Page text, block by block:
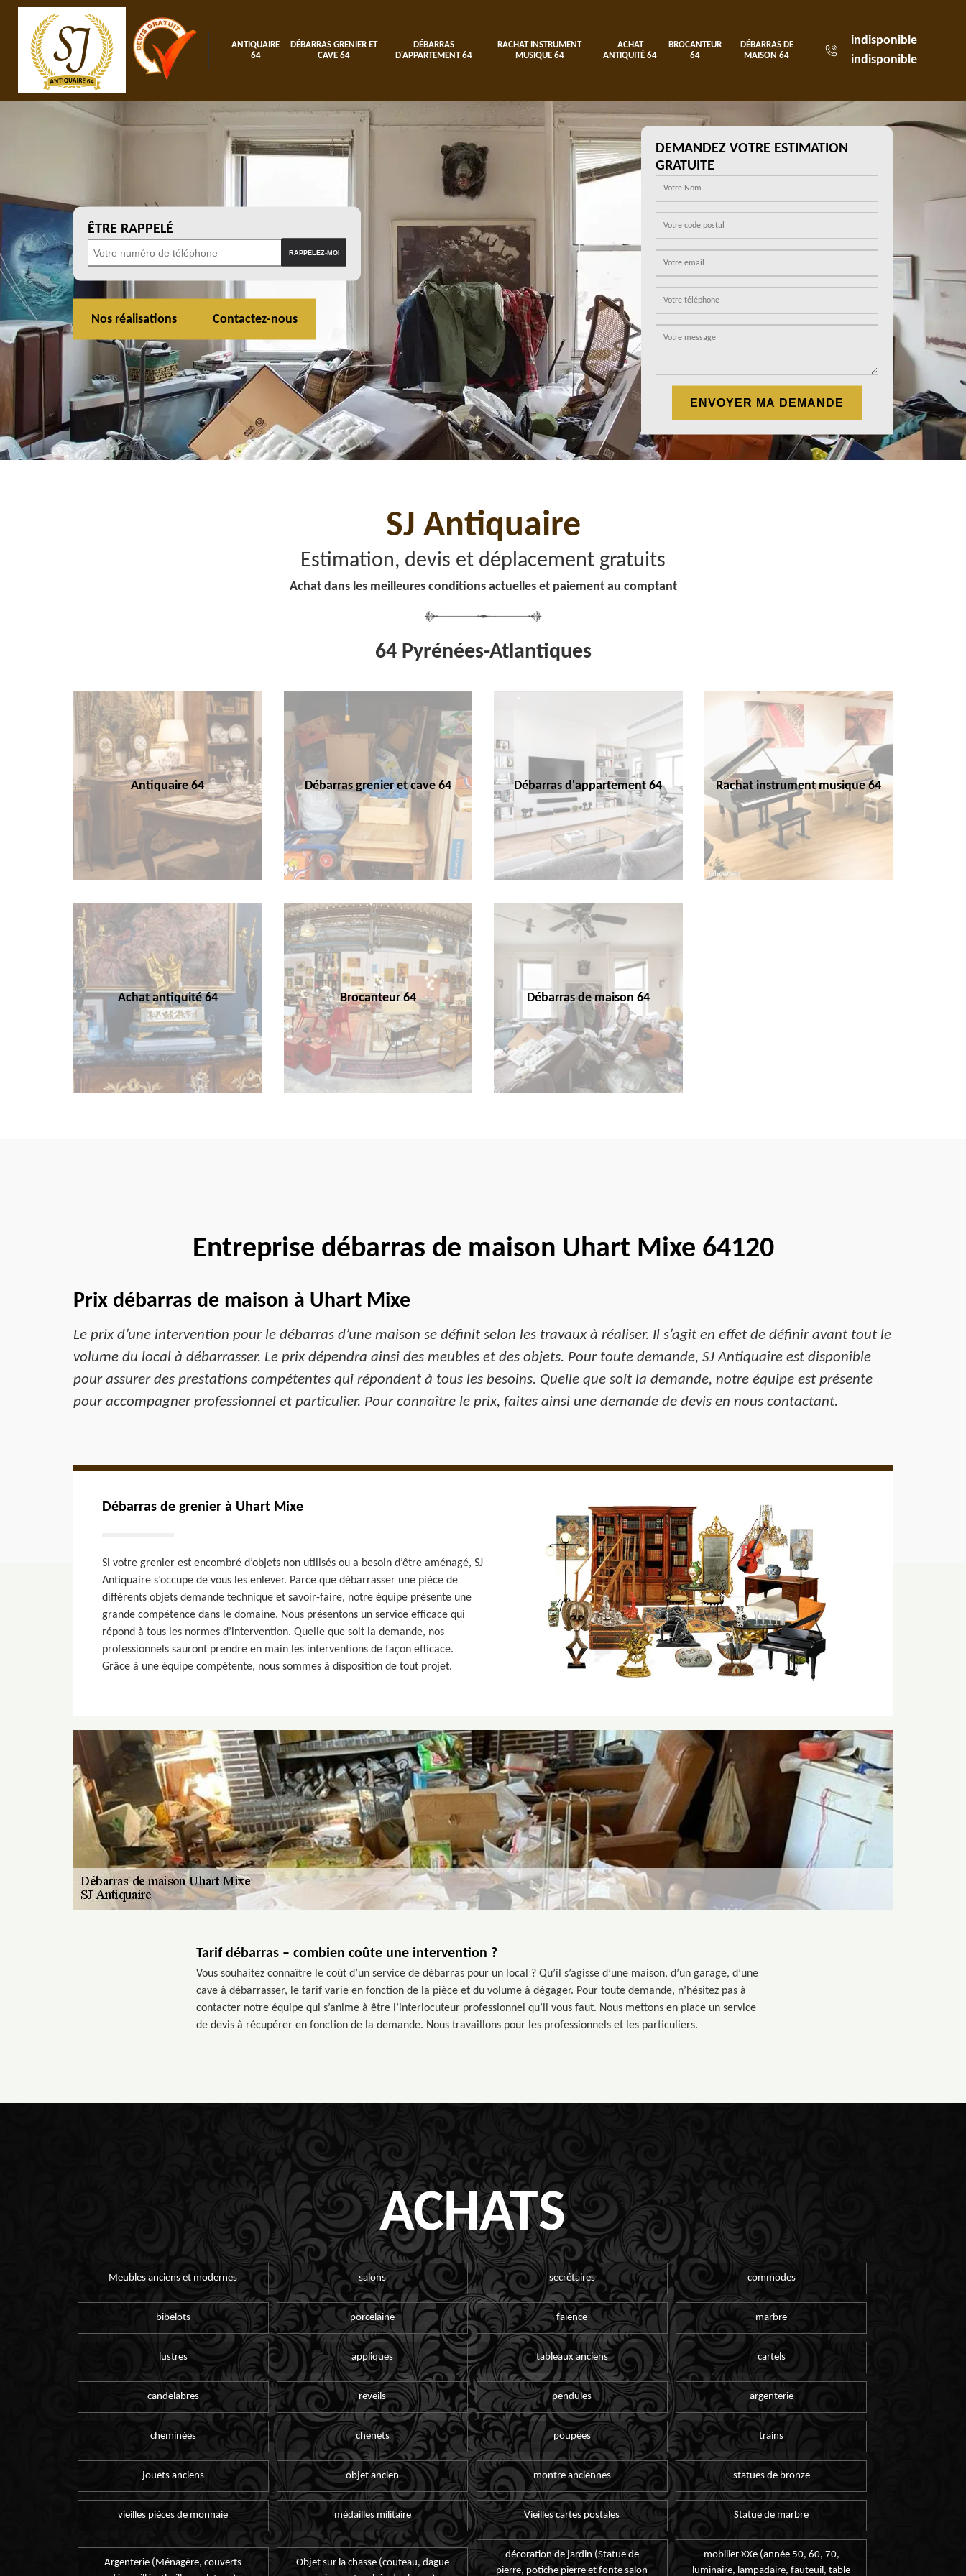
ANTIQUAIRE
64
DÉBARRAS GRENIER ET
CAVE 64
DÉBARRAS
D'APPARTEMENT 64
RACHAT INSTRUMENT
MUSIQUE 64
ACHAT
ANTIQUITÉ 64
BROCANTEUR
64
DÉBARRAS DE
MAISON 64
indisponible
indisponible
ÊTRE RAPPELÉ
Nos réalisations Contactez-nous
DEMANDEZ VOTRE ESTIMATION
GRATUITE
SJ Antiquaire
Estimation, devis et déplacement gratuits
Achat dans les meilleures conditions actuelles et paiement au comptant
64 Pyrénées-Atlantiques
Antiquaire 64 Débarras grenier et cave 64 Débarras d'appartement 64 Rachat instrument musique 64
Achat antiquité 64 Brocanteur 64 Débarras de maison 64
Entreprise débarras de maison Uhart Mixe 64120
Prix débarras de maison à Uhart Mixe
Le prix d’une intervention pour le débarras d’une maison se définit selon les travaux à réaliser. Il s’agit en effet de définir avant tout le
volume du local à débarrasser. Le prix dépendra ainsi des meubles et des objets. Pour toute demande, SJ Antiquaire est disponible
pour assurer des prestations compétentes qui répondent à tous les besoins. Quelle que soit la demande, notre équipe est présente
pour accompagner professionnel et particulier. Pour connaître le prix, faites ainsi une demande de devis en nous contactant.
Débarras de grenier à Uhart Mixe
Si votre grenier est encombré d’objets non utilisés ou a besoin d’être aménagé, SJ
Antiquaire s’occupe de vous les enlever. Parce que débarrasser une pièce de
différents objets demande technique et savoir-faire, notre équipe présente une
grande compétence dans le domaine. Nous présentons un service efficace qui
répond à tous les normes d’intervention. Quelle que soit la demande, nos
professionnels sauront prendre en main les interventions de façon efficace.
Grâce à une équipe compétente, nous sommes à disposition de tout projet.
Tarif débarras – combien coûte une intervention ?
Vous souhaitez connaître le coût d’un service de débarras pour un local ? Qu’il s’agisse d’une maison, d’un garage, d’une
cave à débarrasser, le tarif varie en fonction de la pièce et du volume à dégager. Pour toute demande, n’hésitez pas à
contacter notre équipe qui s’anime à être l’interlocuteur professionnel qu’il vous faut. Nous mettons en place un service
de devis à récupérer en fonction de la demande. Nous travaillons pour les professionnels et les particuliers.
ACHATS
Meubles anciens et modernes salons secrétaires commodes
bibelots porcelaine faïence marbre
lustres appliques tableaux anciens cartels
candelabres reveils pendules argenterie
cheminées chenets poupées trains
jouets anciens objet ancien montre anciennes statues de bronze
vieilles pièces de monnaie médailles militaire Vieilles cartes postales Statue de marbre
Argenterie (Ménagère, couverts
Objet sur la chasse (couteau, dague
décoration de jardin (Statue de
pierre, potiche pierre et fonte salon
mobilier XXe (année 50, 60, 70,
luminaire, lampadaire, fauteuil, table